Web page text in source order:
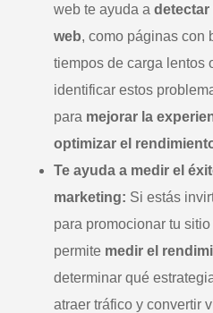
web te ayuda a detectar
web, como páginas con
tiempos de carga lentos
identificar estos
para mejorar la
optimizar el
Te ayuda a medir el
marketing: Si estás
para promocionar tu
permite medir el
determinar qué
atraer tráfico y convertir